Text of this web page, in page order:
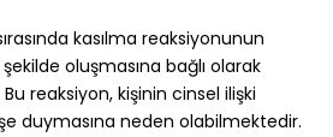
kasılma reaksiyonunun
oluşmasına bağlı olarak
reaksiyon, kişinin cinsel ilişki
duymasına neden olabilmektedir.